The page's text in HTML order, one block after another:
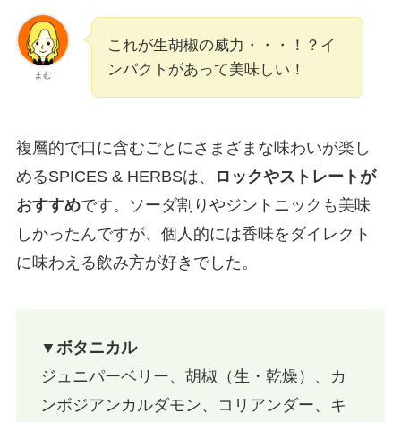
まむ
これが生胡椒の威力・・・！？イ
ンパクトがあって美味しい！
複層的で口に含むごとにさまざまな味わいが楽し
めるSPICES & HERBSは、
ロックやストレートが
おすすめです。ソーダ割りやジントニックも美味
しかったんですが、個人的には香味をダイレクト
に味わえる飲み方が好きでした。
▼ボタニカル
ジュニパーベリー、胡椒（生・乾燥）、カ
ンボジアンカルダモン、コリアンダー、キ